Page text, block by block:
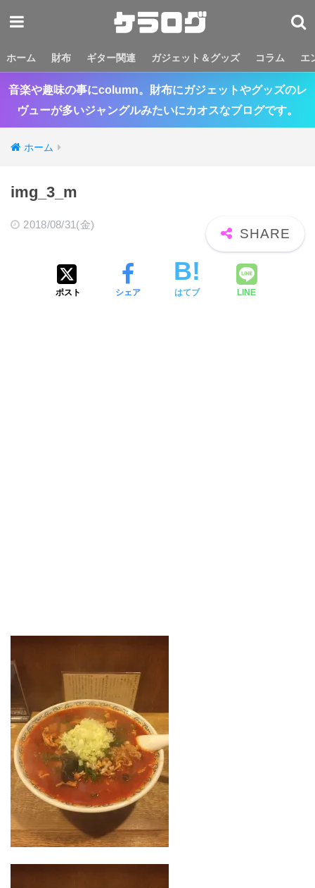
ホーム 財布 ギター関連 ガジェット＆グッズ コラム エ
音楽や趣味の事にcolumn。財布にガジェットやグッズのレ
ヴューが多いジャングルみたいにカオスなブログです。
ホーム
img_3_m
2018/08/31(金)
ポスト シェア はてブ LINE